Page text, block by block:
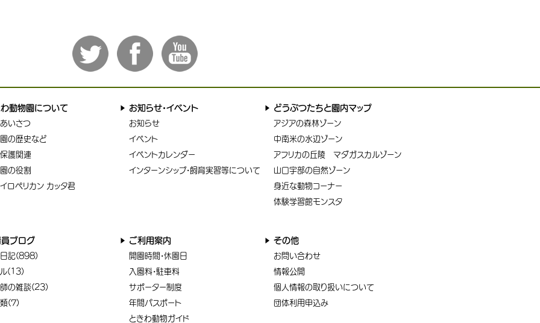
動物園について
いさつ
の歴史など
護関連
の役割
ロペリカン カッタ君
お知らせ・イベント
お知らせ
イベント
イベントカレンダー
インターンシップ・飼育実習等について
どうぶつたちと園内マップ
アジアの森林ゾーン
中南米の水辺ゾーン
アフリカの丘陵 マダガスカルゾーン
山口宇部の自然ゾーン
身近な動物コーナー
体験学習館モンスタ
ブログ
記(898)
(13)
の雑談(23)
(7)
ご利用案内
開園時間・休園日
入園料・駐車料
サポーター制度
年間パスポート
ときわ動物ガイド
その他
お問い合わせ
情報公開
個人情報の取り扱いについて
団体利用申込み